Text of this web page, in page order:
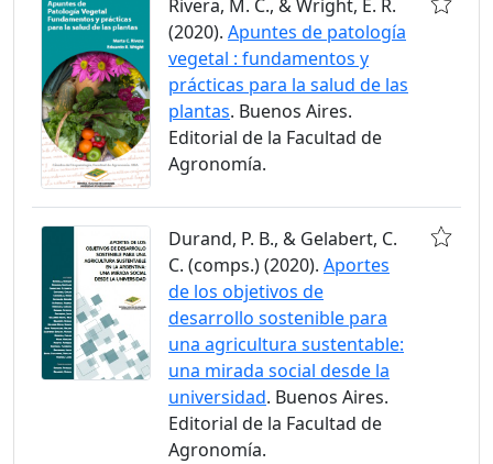
Rivera, M. C., & Wright, E. R.
(2020). Apuntes de patología
vegetal : fundamentos y
prácticas para la salud de las
plantas. Buenos Aires.
Editorial de la Facultad de
Agronomía.
Durand, P. B., & Gelabert, C.
C. (comps.) (2020). Aportes
de los objetivos de
desarrollo sostenible para
una agricultura sustentable:
una mirada social desde la
universidad. Buenos Aires.
Editorial de la Facultad de
Agronomía.